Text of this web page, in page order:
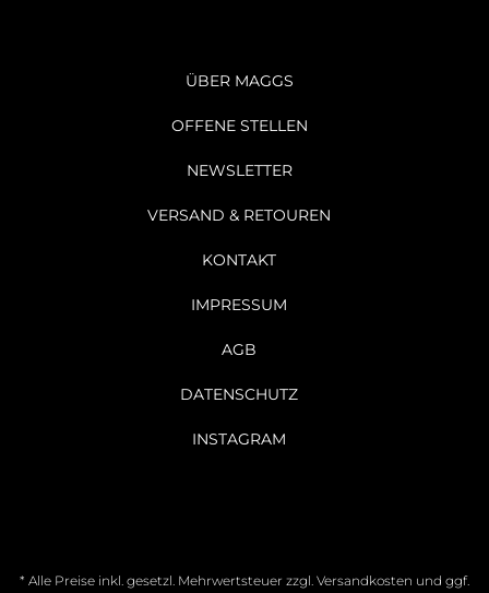
ÜBER MAGGS
OFFENE STELLEN
NEWSLETTER
VERSAND & RETOUREN
KONTAKT
IMPRESSUM
AGB
DATENSCHUTZ
INSTAGRAM
* Alle Preise inkl. gesetzl. Mehrwertsteuer zzgl. Versandkosten und ggf.